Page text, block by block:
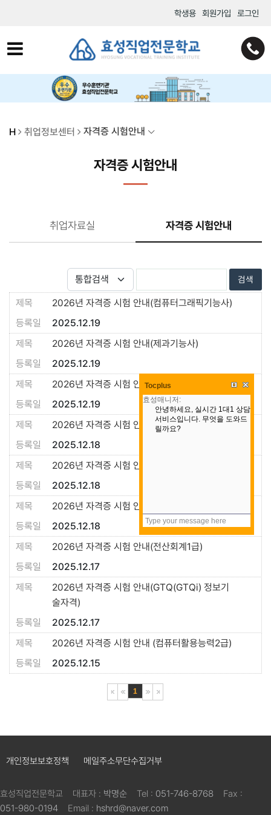
학생용 회원가입 로그인
H 취업정보센터 자격증 시험안내
자격증 시험안내
취업자료실 자격증 시험안내
2026년 자격증 시험 안내(컴퓨터그래픽기능사)
2025.12.19
2026년 자격증 시험 안내(제과기능사)
2025.12.19
2026년 자격증 시험 안내(전기기능사)
2025.12.19
2026년 자격증 시험 안내(조경기능사)
2025.12.18
2026년 자격증 시험 안내(CAD실무능력평가)
2025.12.18
2026년 자격증 시험 안내(ITQ)
2025.12.18
2026년 자격증 시험 안내(전산회계1급)
2025.12.17
2026년 자격증 시험 안내(GTQ(GTQi) 정보기
술자격)
2025.12.17
2026년 자격증 시험 안내 (컴퓨터활용능력2급)
2025.12.15
1
개인정보보호정책 메일주소무단수집거부
효성직업전문학교 대표자 : 박명순 Tel : 051-746-8768
Fax :
051-980-0194
Email : hshrd@naver.com
Tocplus